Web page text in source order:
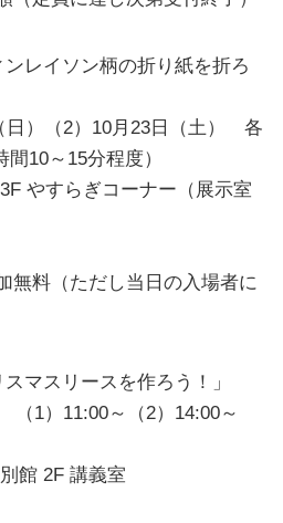
レイソン柄の折り紙を折ろ
日）（2）10月23日（土） 各
10～15分程度）
やすらぎコーナー（展示室
無料（ただし当日の入場者に
マスリースを作ろう！」
1）11:00～（2）14:00～
館 2F 講義室